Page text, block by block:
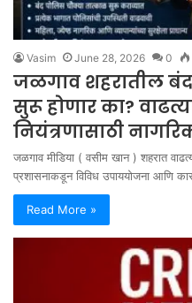
Vasim June 28, 2026 0
जळगाव शहरातील बंद
सुरू होणार का?
नियंत्रणासाठी
जळगाव मीडिया ( वसीम खान ) शहरात
प्रशासनाकडून विविध उपाययोजना आणि
Read More »